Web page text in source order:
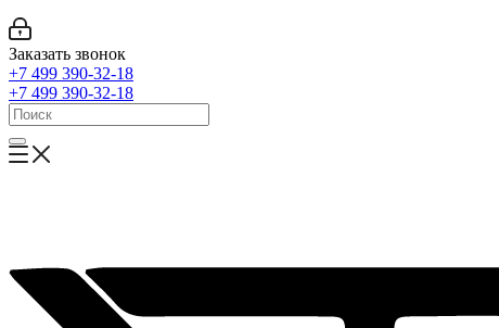
Заказать звонок
+7 499 390-32-18
+7 499 390-32-18